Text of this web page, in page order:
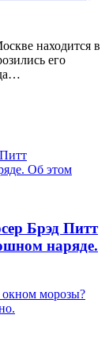
находится в
его
Об этом
Брэд Питт
наряде.
окном морозы?